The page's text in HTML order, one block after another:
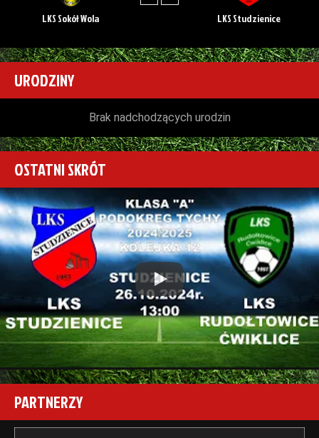
LKS Sokół Wola LKS Studzienice
URODZINY
Brak nadchodzących urodzin
OSTATNI SKRÓT
Play
PARTNERZY